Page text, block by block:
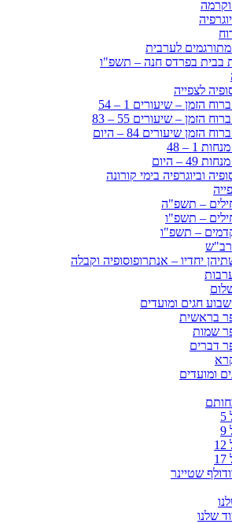
וקרמה
לערבית
בבית בפרדס חנה – תשפ"ו
לצפייה
הזמן – שיעורים 1 – 54
הזמן – שיעורים 55 – 83
הזמן שיעורים 84 – היום
1 – 48
– היום
וביוגרפיה בימי קורונה
– תשפ"ה
– תשפ"ו
– תשפ"ו
יחדיו – אנתרופוסופיה וקבלה
חגים ומועדים
בראשית
שמות
דברים
ומועדים
שטיינר
שלנו